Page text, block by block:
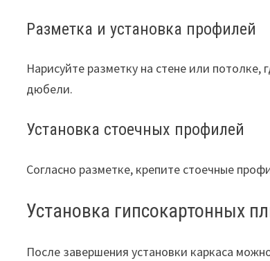
Разметка и установка профилей
Нарисуйте разметку на стене или
дюбели.
Установка стоечных профилей
Согласно разметке, крепите стоечные
Установка гипсокартонных
После завершения установки каркаса